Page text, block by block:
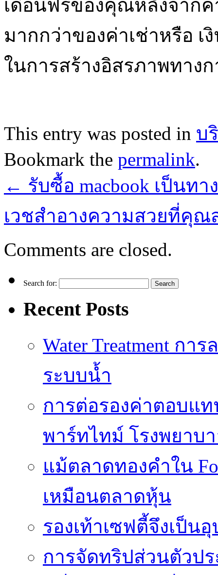
เดือนฟรีของคุณหลังจากค่
มากกว่าของค่าเช่าหรือ เ
ในการสร้างอิสรภาพทางก
This entry was posted in บ
Bookmark the permalink.
← รับซื้อ macbook เป็นท
เวชสำอางความสวยที่คุณ
Comments are closed.
Search for:
Recent Posts
Water Treatment ก
ระบบน้ำ
การต่อรองค่าตอบแ
พาร์ทไทม์ โรงพยาบ
แม้ตลาดทองคำใน
เหมือนตลาดหุ้น
รองเท้าเซฟตี้จึงเป็
การจัดทริปส่วนตัวป